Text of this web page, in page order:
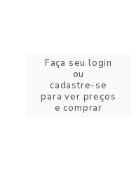
Faça seu login
ou
cadastre-se
para ver preços
e comprar